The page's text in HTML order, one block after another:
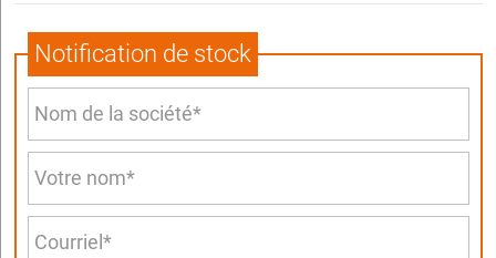
Notification de stock